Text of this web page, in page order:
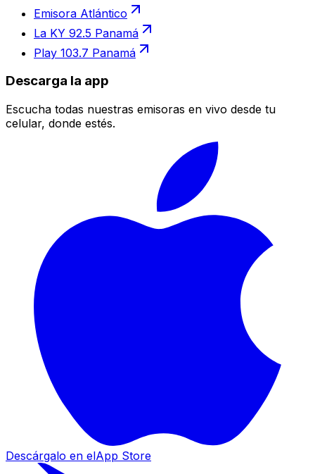
Emisora Atlántico
La KY 92.5 Panamá
Play 103.7 Panamá
Descarga la app
Escucha todas nuestras emisoras en vivo desde tu
celular, donde estés.
Descárgalo en elApp Store